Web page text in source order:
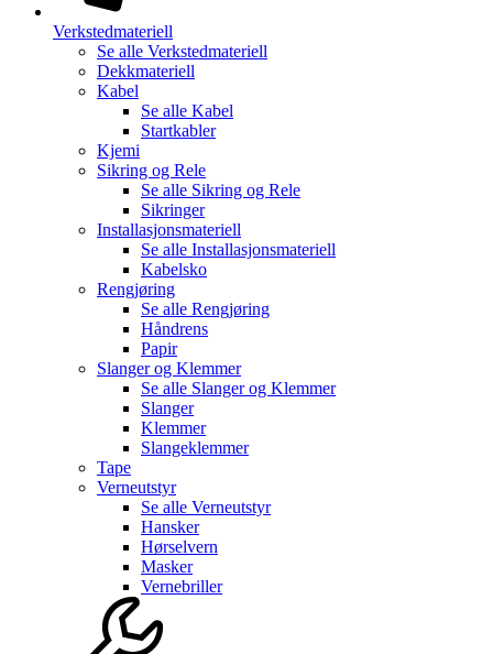
Verkstedmateriell
Se alle Verkstedmateriell
Dekkmateriell
Kabel
Se alle Kabel
Startkabler
Kjemi
Sikring og Rele
Se alle Sikring og Rele
Sikringer
Installasjonsmateriell
Se alle Installasjonsmateriell
Kabelsko
Rengjøring
Se alle Rengjøring
Håndrens
Papir
Slanger og Klemmer
Se alle Slanger og Klemmer
Slanger
Klemmer
Slangeklemmer
Tape
Verneutstyr
Se alle Verneutstyr
Hansker
Hørselvern
Masker
Vernebriller